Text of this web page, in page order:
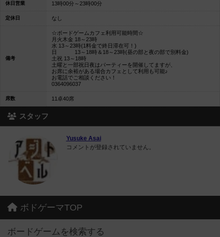
休日営業 13時00分～23時00分
定休日 なし
備考
☆ボードゲームカフェ利用可能時間☆
月火木金 18～23時
水 13～23時(1料金で終日滞在可！)
日 13～18時＆18～23時(昼の部と夜の部で別料金)
土祝 13～18時
土曜と一部祝日夜はパーティーを開催してますが、
お席に余裕がある場合カフェとして利用も可能♪
お電話でご相談ください！
0364096037
席数 11卓40席
スタッフ
Yusuke Asai
コメントが登録されていません。
ボドゲーマTOP
ボードゲームを検索する